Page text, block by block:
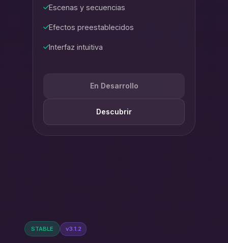
Escenas y secuencias
Efectos preestablecidos
Interfaz intuitiva
En Desarrollo
Descubrir
STABLE v3.1.2